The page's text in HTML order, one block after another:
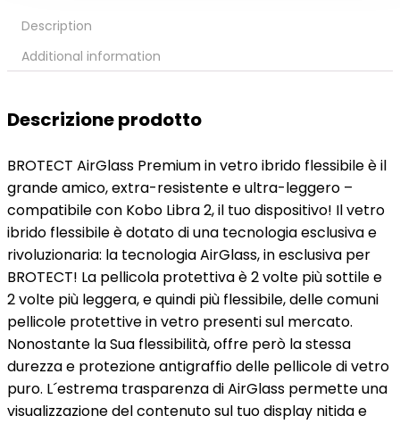
Description
Additional information
Descrizione prodotto
BROTECT AirGlass Premium in vetro ibrido flessibile è il
grande amico, extra-resistente e ultra-leggero –
compatibile con Kobo Libra 2, il tuo dispositivo! Il vetro
ibrido flessibile è dotato di una tecnologia esclusiva e
rivoluzionaria: la tecnologia AirGlass, in esclusiva per
BROTECT! La pellicola protettiva è 2 volte più sottile e
2 volte più leggera, e quindi più flessibile, delle comuni
pellicole protettive in vetro presenti sul mercato.
Nonostante la Sua flessibilità, offre però la stessa
durezza e protezione antigraffio delle pellicole di vetro
puro. L´estrema trasparenza di AirGlass permette una
visualizzazione del contenuto sul tuo display nitida e